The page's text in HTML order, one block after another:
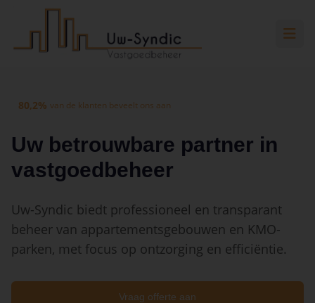
Spring naar hoofdinhoud
Spring naar hoofdinhoud
80,2% van de klanten beveelt ons aan
Uw betrouwbare partner in
vastgoedbeheer
Uw-Syndic biedt professioneel en transparant
beheer van appartementsgebouwen en KMO-
parken, met focus op ontzorging en efficiëntie.
Vraag offerte aan